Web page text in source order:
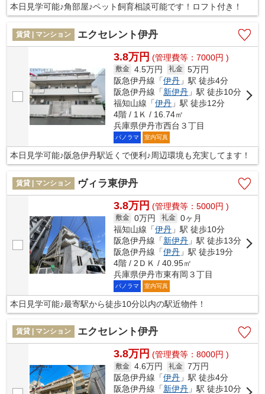
本日見学可能♪角部屋♪ペット飼育相談可能です！ロフト付き！
賃貸 | マンション エクセレント伊丹
3.8万円 (管理費等：7000円 )
敷金 4.5万円 礼金 5万円
阪急伊丹線「伊丹 」駅 徒歩4分
阪急伊丹線「新伊丹 」駅 徒歩10分
福知山線「伊丹 」駅 徒歩12分
4階 / 1Ｋ / 16.74㎡
兵庫県伊丹市西台３丁目
パノラマ 室内写真
本日見学可能♪阪急伊丹駅近くで便利♪周辺環境も充実してます！
賃貸 | マンション ヴィラ東伊丹
3.8万円 (管理費等：5000円 )
敷金 0万円 礼金 0ヶ月
福知山線「伊丹 」駅 徒歩10分
阪急伊丹線「新伊丹 」駅 徒歩13分
阪急伊丹線「伊丹 」駅 徒歩19分
4階 / 2ＤＫ / 40.95㎡
兵庫県伊丹市東有岡３丁目
パノラマ 室内写真
本日見学可能♪最寄駅から徒歩10分以内の駅近物件！
賃貸 | マンション エクセレント伊丹
3.8万円 (管理費等：8000円 )
敷金 4.6万円 礼金 7万円
阪急伊丹線「伊丹 」駅 徒歩4分
阪急伊丹線「新伊丹 」駅 徒歩10分